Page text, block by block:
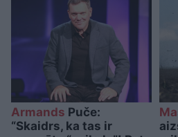
Armands Puče:
“Skaidrs, ka tas ir